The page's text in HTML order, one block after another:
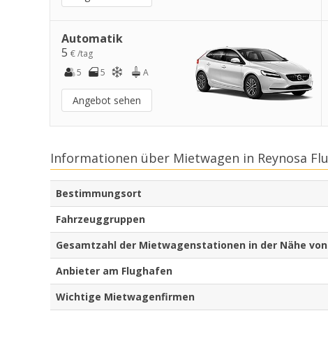
Automatik
5 € /tag
5
5 A
Angebot sehen
Informationen über Mietwagen in Reynosa
Bestimmungsort
Fahrzeuggruppen
Gesamtzahl der Mietwagenstationen in der Nähe von
Anbieter am Flughafen
Wichtige Mietwagenfirmen